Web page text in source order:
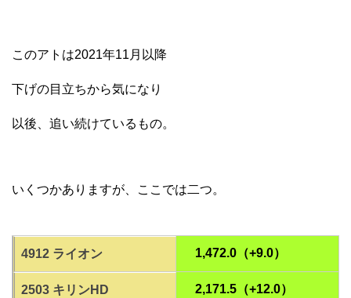
このアトは2021年11月以降
下げの目立ちから気になり
以後、追い続けているもの。
いくつかありますが、ここでは二つ。
4912 ライオン 1,472.0（+9.0）
2503 キリンHD 2,171.5（+12.0）